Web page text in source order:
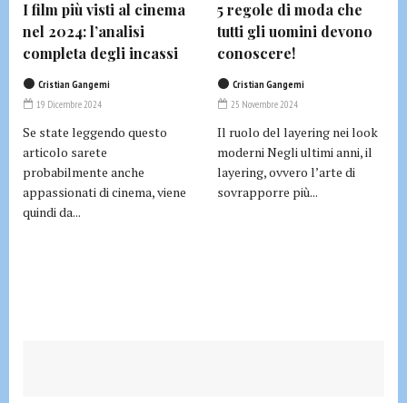
I film più visti al cinema
nel 2024: l’analisi
completa degli incassi
Cristian Gangemi
19 Dicembre 2024
Se state leggendo questo
articolo sarete
probabilmente anche
appassionati di cinema, viene
quindi da...
5 regole di moda che
tutti gli uomini devono
conoscere!
Cristian Gangemi
25 Novembre 2024
Il ruolo del layering nei look
moderni Negli ultimi anni, il
layering, ovvero l’arte di
sovrapporre più...